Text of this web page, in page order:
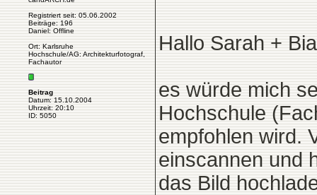
Registriert seit: 05.06.2002
Beiträge: 196
Daniel: Offline
Ort: Karlsruhe
Hochschule/AG: Architekturfotograf,
Fachautor
Beitrag
Datum: 15.10.2004
Uhrzeit: 20:10
ID: 5050
Hallo Sarah +
es würde mich
Hochschule
empfohlen wird.
einscannen und
das Bild